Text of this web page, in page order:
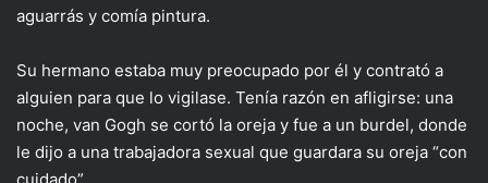
aguarrás y comía pintura.
Su hermano estaba muy preocupado por él y contrató a
alguien para que lo vigilase. Tenía razón en afligirse: una
noche, van Gogh se cortó la oreja y fue a un burdel, donde
le dijo a una trabajadora sexual que guardara su oreja “con